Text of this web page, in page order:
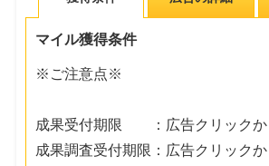
マイル獲得条件
※ご注意点※
成果受付期限 ：広告クリックか
成果調査受付期限：広告クリック